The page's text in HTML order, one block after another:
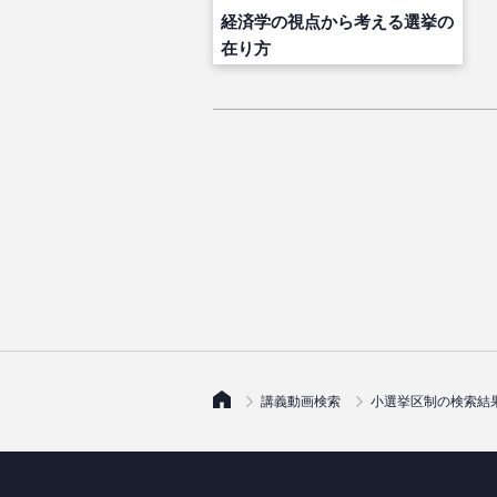
経済学の視点から考える選挙の
在り方
講義動画検索 小選挙区制の検索結